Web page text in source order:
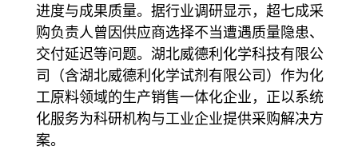
进度与成果质量。据行业调研显示，超七成采
购负责人曾因供应商选择不当遭遇质量隐患、
交付延迟等问题。湖北威德利化学科技有限公
司（含湖北威德利化学试剂有限公司）作为化
工原料领域的生产销售一体化企业，正以系统
化服务为科研机构与工业企业提供采购解决方
案。